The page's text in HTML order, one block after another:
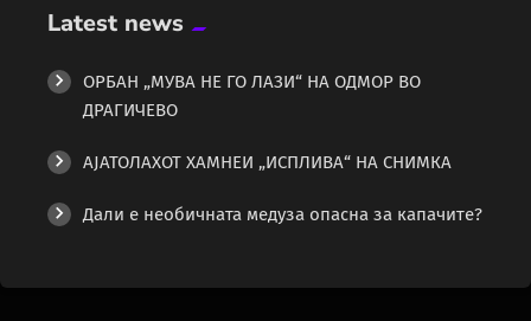
Latest news
ОРБАН „МУВА НЕ ГО ЛАЗИ“ НА ОДМОР ВО
ДРАГИЧЕВО
АЈАТОЛАХОТ ХАМНЕИ „ИСПЛИВА“ НА СНИМКА
Дали е необичната медуза опасна за капачите?